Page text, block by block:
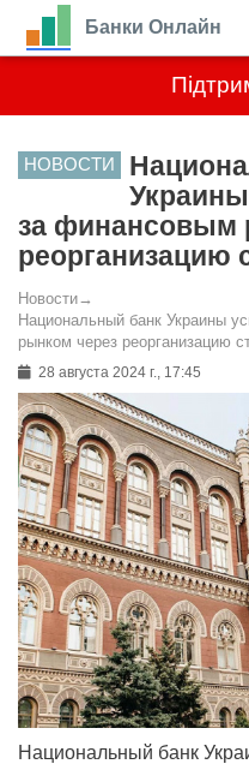
Банки Онлайн
НОВОСТИ
за финансовым
реорганизацию
Новости→
Национальный банк Украины
рынком через реорганизацию
28 августа 2024 г., 17:45
Национальный банк